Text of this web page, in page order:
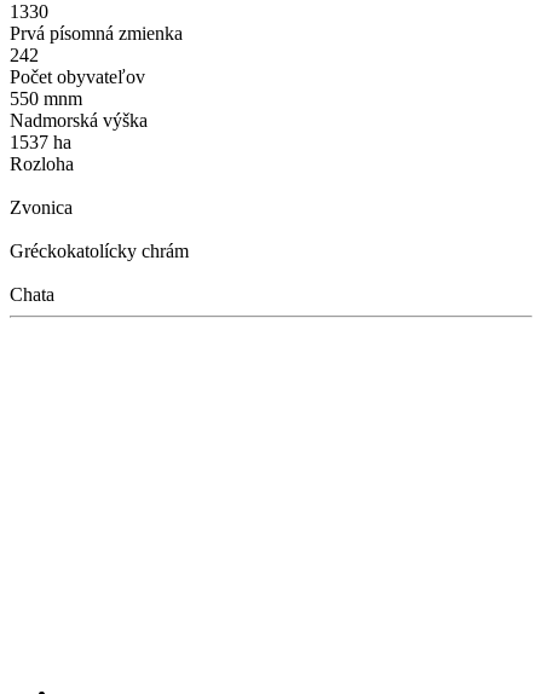
1330
Prvá písomná zmienka
242
Počet obyvateľov
550 mnm
Nadmorská výška
1537 ha
Rozloha
Zvonica
Gréckokatolícky chrám
Chata